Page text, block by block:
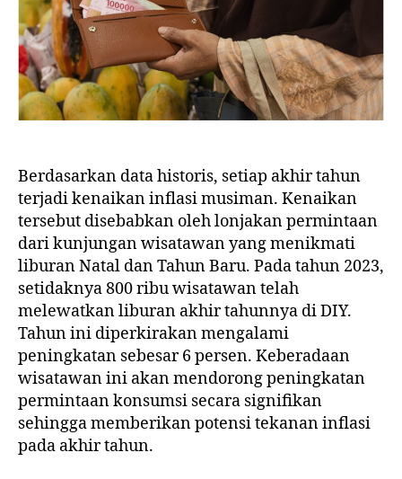
Berdasarkan data historis, setiap akhir tahun
terjadi kenaikan inflasi musiman. Kenaikan
tersebut disebabkan oleh lonjakan permintaan
dari kunjungan wisatawan yang menikmati
liburan Natal dan Tahun Baru. Pada tahun 2023,
setidaknya 800 ribu wisatawan telah
melewatkan liburan akhir tahunnya di DIY.
Tahun ini diperkirakan mengalami
peningkatan sebesar 6 persen. Keberadaan
wisatawan ini akan mendorong peningkatan
permintaan konsumsi secara signifikan
sehingga memberikan potensi tekanan inflasi
pada akhir tahun.